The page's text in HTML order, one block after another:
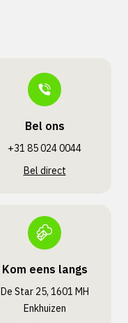
Bel ons
+31 85 024 0044
Bel direct
Kom eens langs
De Star 25, 1601 MH
Enkhuizen